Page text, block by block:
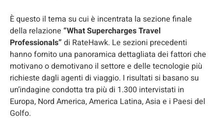
È questo il tema su cui è incentrata la sezione finale
della relazione “What Supercharges Travel
Professionals” di RateHawk. Le sezioni precedenti
hanno fornito una panoramica dettagliata dei fattori che
motivano o demotivano il settore e delle tecnologie più
richieste dagli agenti di viaggio. I risultati si basano su
un’indagine condotta tra più di 1.300 intervistati in
Europa, Nord America, America Latina, Asia e i Paesi del
Golfo.